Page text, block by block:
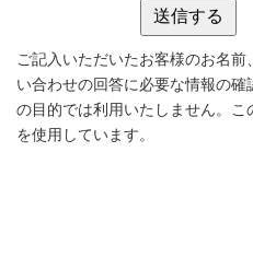
ご記入いただいたお客様のお名
い合わせの回答に必要な情報の
の目的では利用いたしません。
を使用しています。